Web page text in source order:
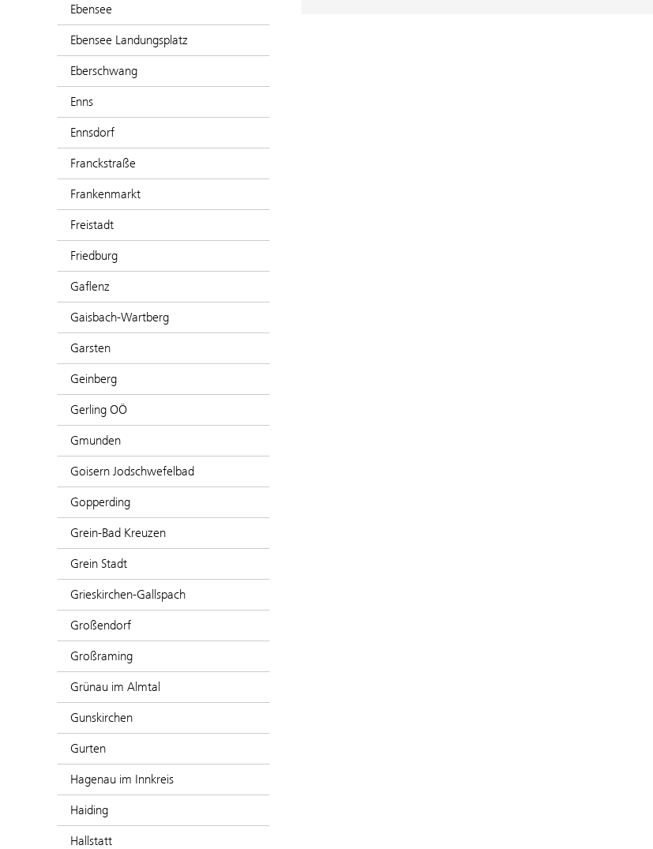
Ebensee
Ebensee Landungsplatz
Eberschwang
Enns
Ennsdorf
Franckstraße
Frankenmarkt
Freistadt
Friedburg
Gaflenz
Gaisbach-Wartberg
Garsten
Geinberg
Gerling OÖ
Gmunden
Goisern Jodschwefelbad
Gopperding
Grein-Bad Kreuzen
Grein Stadt
Grieskirchen-Gallspach
Großendorf
Großraming
Grünau im Almtal
Gunskirchen
Gurten
Hagenau im Innkreis
Haiding
Hallstatt